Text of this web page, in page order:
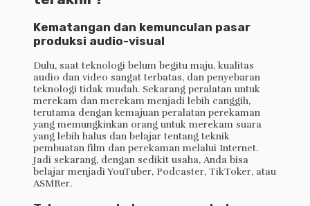
Kematangan dan kemunculan pasar
produksi audio-visual
Dulu, saat teknologi belum begitu maju, kualitas
audio dan video sangat terbatas, dan penyebaran
teknologi tidak mudah. Sekarang peralatan untuk
merekam dan merekam menjadi lebih canggih,
terutama dengan kemajuan peralatan perekaman
yang memungkinkan orang untuk merekam suara
yang lebih halus dan belajar tentang teknik
pembuatan film dan perekaman melalui Internet.
Jadi sekarang, dengan sedikit usaha, Anda bisa
belajar menjadi YouTuber, Podcaster, TikToker, atau
ASMRer.